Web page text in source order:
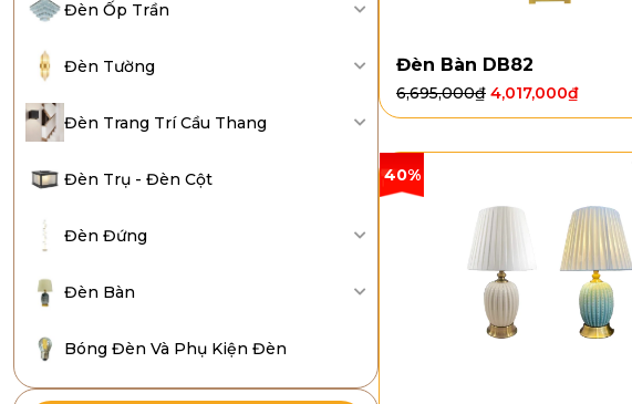
Đèn Ốp Trần
Đèn Tường
Đèn Trang Trí Cầu Thang
Đèn Trụ - Đèn Cột
Đèn Đứng
Đèn Bàn
Bóng Đèn Và Phụ Kiện Đèn
Đèn Bàn DB82
6,695,000₫ 4,017,000₫
40%